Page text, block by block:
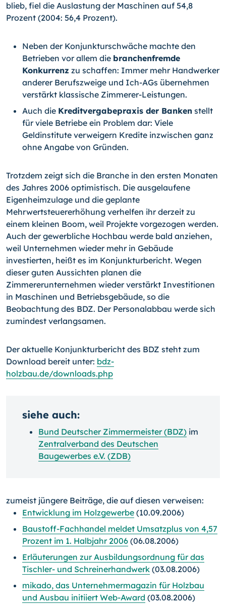
blieb, fiel die Auslastung der Maschinen auf 54,8
Prozent (2004: 56,4 Prozent).
Neben der Konjunkturschwäche machte den
Betrieben vor allem die branchenfremde
Konkurrenz zu schaffen: Immer mehr Handwerker
anderer Berufszweige und Ich-AGs übernehmen
verstärkt klassische Zimmerer-Leistungen.
Auch die Kreditvergabepraxis der Banken stellt
für viele Betriebe ein Problem dar: Viele
Geldinstitute verweigern Kredite inzwischen ganz
ohne Angabe von Gründen.
Trotzdem zeigt sich die Branche in den ersten Monaten
des Jahres 2006 optimistisch. Die ausgelaufene
Eigenheimzulage und die geplante
Mehrwertsteuererhöhung verhelfen ihr derzeit zu
einem kleinen Boom, weil Projekte vorgezogen werden.
Auch der gewerbliche Hochbau werde bald anziehen,
weil Unternehmen wieder mehr in Gebäude
investierten, heißt es im Konjunkturbericht. Wegen
dieser guten Aussichten planen die
Zimmererunternehmen wieder verstärkt Investitionen
in Maschinen und Betriebsgebäude, so die
Beobachtung des BDZ. Der Personalabbau werde sich
zumindest verlangsamen.
Der aktuelle Konjunkturbericht des BDZ steht zum
Download bereit unter: bdz-
holzbau.de/downloads.php
siehe auch:
Bund Deutscher Zimmermeister (BDZ) im
Zentralverband des Deutschen
Baugewerbes e.V. (ZDB)
zumeist jüngere Beiträge, die auf diesen verweisen:
Entwicklung im Holzgewerbe (10.09.2006)
Baustoff-Fachhandel meldet Umsatzplus von 4,57
Prozent im 1. Halbjahr 2006 (06.08.2006)
Erläuterungen zur Ausbildungsordnung für das
Tischler- und Schreinerhandwerk (03.08.2006)
mikado, das Unternehmermagazin für Holzbau
und Ausbau initiiert Web-Award (03.08.2006)